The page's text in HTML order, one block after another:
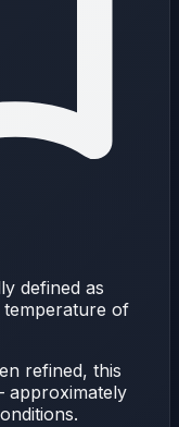
defined as
temperature of
refined, this
approximately